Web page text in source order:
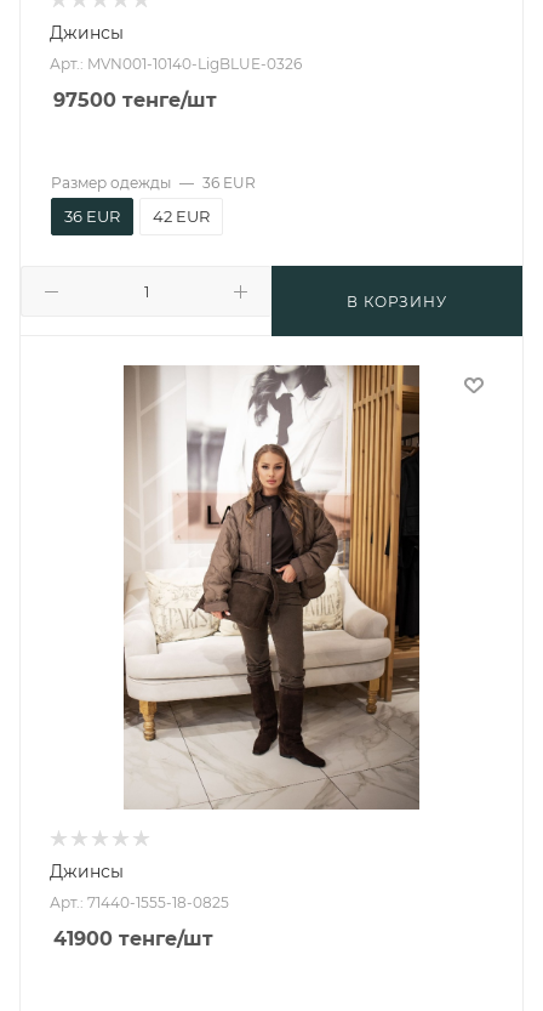
Джинсы
Арт.: MVN001-10140-LigBLUE-0326
97500 тенге/шт
В КОРЗИНУ
Размер одежды — 36 EUR
36 EUR 42 EUR
Джинсы
Арт.: 71440-1555-18-0825
41900 тенге/шт